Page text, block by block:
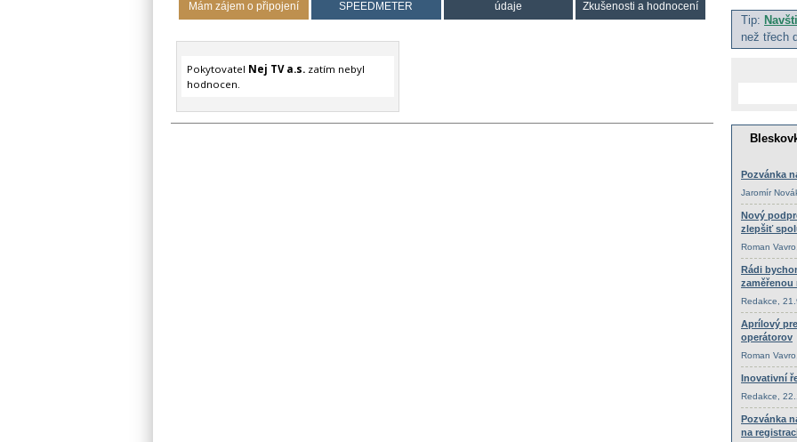
Mám zájem o připojení
SPEEDMETER
údaje
Zkušenosti a hodnocení
Pokytovatel Nej TV a.s.zatím nebyl
hodnocen.
Tip:
než třech